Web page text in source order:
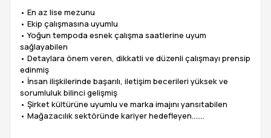
• En az lise mezunu
• Ekip çalışmasına uyumlu
• Yoğun tempoda esnek çalışma saatlerine uyum
sağlayabilen
• Detaylara önem veren, dikkatli ve düzenli çalışmayı prensip
edinmiş
• İnsan ilişkilerinde başarılı, iletişim becerileri yüksek ve
sorumluluk bilinci gelişmiş
• Şirket kültürüne uyumlu ve marka imajını yansıtabilen
• Mağazacılık sektöründe kariyer hedefleyen…….